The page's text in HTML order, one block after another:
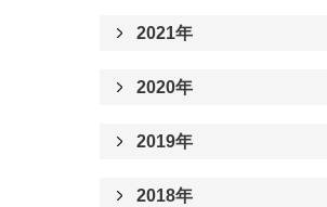
2021年
2020年
2019年
2018年